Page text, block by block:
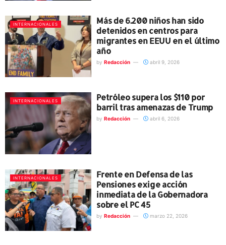
INTERNACIONALES
Más de 6.200 niños han sido
detenidos en centros para
migrantes en EEUU en el último
año
by Redacción abril 9, 2026
INTERNACIONALES
Petróleo supera los $110 por
barril tras amenazas de Trump
by Redacción abril 6, 2026
INTERNACIONALES
Frente en Defensa de las
Pensiones exige acción
inmediata de la Gobernadora
sobre el PC 45
by Redacción marzo 22, 2026